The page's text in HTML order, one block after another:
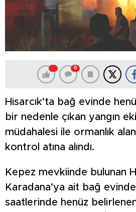
0
Hisarcık’ta bağ evinde
bir nedenle çıkan yangın
müdahalesi ile ormanlık
kontrol atına alındı.
Kepez mevkiinde bulunan
Karadana’ya ait bağ
saatlerinde henüz